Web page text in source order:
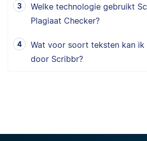
Welke technologie gebruikt
Plagiaat Checker?
Wat voor soort teksten kan ik
door Scribbr?